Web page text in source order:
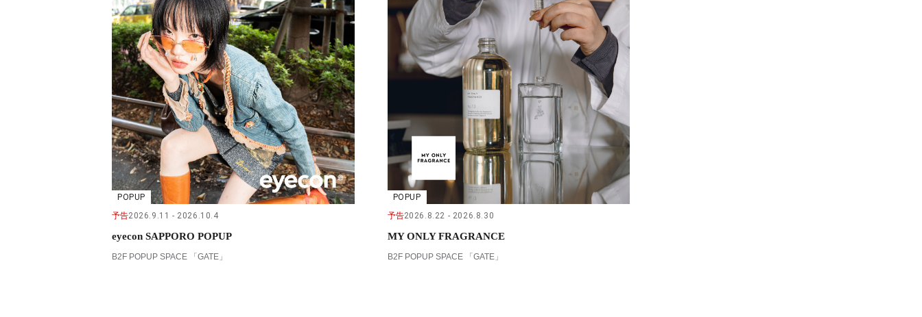
POPUP
予告2026.9.11 2026.10.4
eyecon SAPPORO POPUP
B2F POPUP SPACE 「GATE」
POPUP
予告2026.8.22 2026.8.30
MY ONLY FRAGRANCE
B2F POPUP SPACE 「GATE」